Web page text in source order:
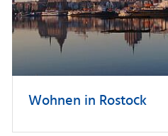
Wohnen in Rostock